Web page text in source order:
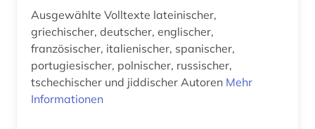
quelle (21)
recht (1)
rechtsgeschichte (1)
Ausgewählte Volltexte lateinischer,
griechischer, deutscher, englischer,
französischer, italienischer, spanischer,
portugiesischer, polnischer, russischer,
tschechischer und jiddischer Autoren Mehr
Informationen